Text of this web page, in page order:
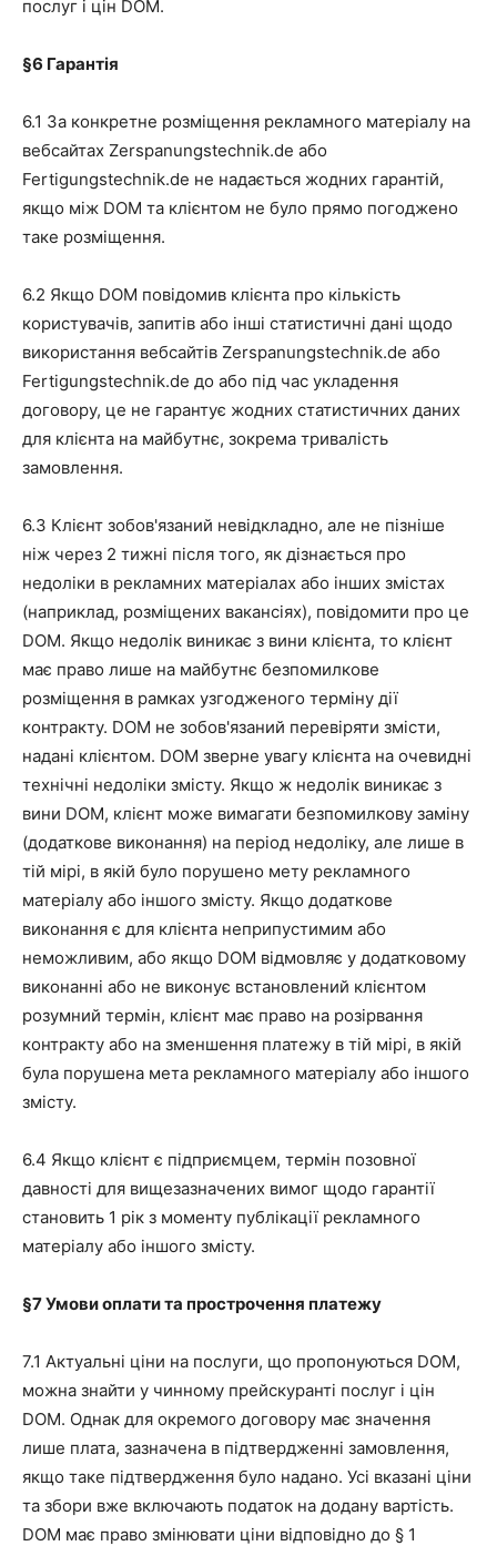
послуг і цін DOM.
§6 Гарантія
6.1 За конкретне розміщення рекламного матеріалу на
вебсайтах Zerspanungstechnik.de або
Fertigungstechnik.de не надається жодних гарантій,
якщо між DOM та клієнтом не було прямо погоджено
таке розміщення.
6.2 Якщо DOM повідомив клієнта про кількість
користувачів, запитів або інші статистичні дані щодо
використання вебсайтів Zerspanungstechnik.de або
Fertigungstechnik.de до або під час укладення
договору, це не гарантує жодних статистичних даних
для клієнта на майбутнє, зокрема тривалість
замовлення.
6.3 Клієнт зобов'язаний невідкладно, але не пізніше
ніж через 2 тижні після того, як дізнається про
недоліки в рекламних матеріалах або інших змістах
(наприклад, розміщених вакансіях), повідомити про це
DOM. Якщо недолік виникає з вини клієнта, то клієнт
має право лише на майбутнє безпомилкове
розміщення в рамках узгодженого терміну дії
контракту. DOM не зобов'язаний перевіряти змісти,
надані клієнтом. DOM зверне увагу клієнта на очевидні
технічні недоліки змісту. Якщо ж недолік виникає з
вини DOM, клієнт може вимагати безпомилкову заміну
(додаткове виконання) на період недоліку, але лише в
тій мірі, в якій було порушено мету рекламного
матеріалу або іншого змісту. Якщо додаткове
виконання є для клієнта неприпустимим або
неможливим, або якщо DOM відмовляє у додатковому
виконанні або не виконує встановлений клієнтом
розумний термін, клієнт має право на розірвання
контракту або на зменшення платежу в тій мірі, в якій
була порушена мета рекламного матеріалу або іншого
змісту.
6.4 Якщо клієнт є підприємцем, термін позовної
давності для вищезазначених вимог щодо гарантії
становить 1 рік з моменту публікації рекламного
матеріалу або іншого змісту.
§7Умови оплати та прострочення платежу
7.1 Актуальні ціни на послуги, що пропонуються DOM,
можна знайти у чинному прейскуранті послуг і цін
DOM. Однак для окремого договору має значення
лише плата, зазначена в підтвердженні замовлення,
якщо таке підтвердження було надано. Усі вказані ціни
та збори вже включають податок на додану вартість.
DOM має право змінювати ціни відповідно до § 1